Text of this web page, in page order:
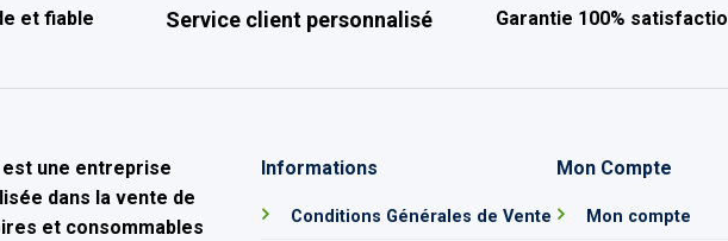
et fiable Service client personnalisé Garantie 100%
est une entreprise
dans lavente de
et consommables
Informations
Conditions Générales de Vente
Mon Compte
Mon compte